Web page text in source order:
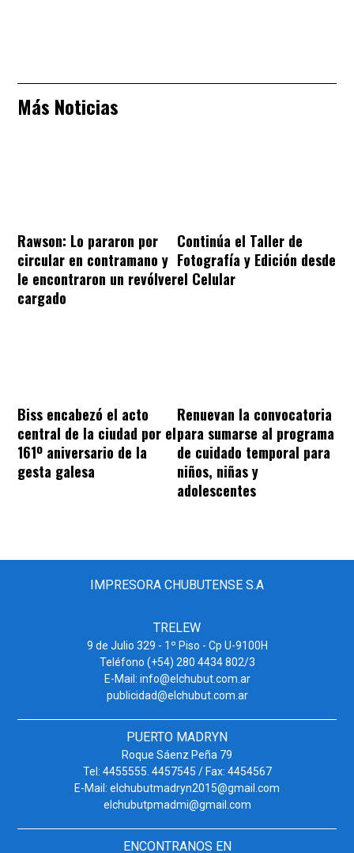
Más Noticias
Rawson: Lo pararon por
circular en contramano y
le encontraron un revólver
cargado
Continúa el Taller de
Fotografía y Edición desde
el Celular
Biss encabezó el acto
central de la ciudad por el
161º aniversario de la
gesta galesa
Renuevan la convocatoria
para sumarse al programa
de cuidado temporal para
niños, niñas y
adolescentes
IMPRESORA CHUBUTENSE S.A
TRELEW
9 de Julio 329 - 1º Piso - Cp U-9100H
Teléfono (+54) 280 4434 802/3
E-Mail: info@elchubut.com.ar
publicidad@elchubut.com.ar
PUERTO MADRYN
Roque Sáenz Peña 79
Tel: 4455555. 4457545 / Fax: 4454567
E-Mail: elchubutmadryn2015@gmail.com
elchubutpmadmi@gmail.com
ENCONTRANOS EN